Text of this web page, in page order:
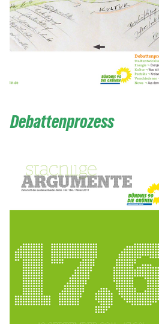
Debattenprozess